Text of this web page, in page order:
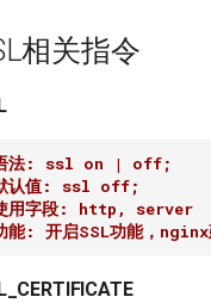
相关指令
法: ssl on | off;
认值: ssl off;
用字段: http, server
能: 开启SSL功能，